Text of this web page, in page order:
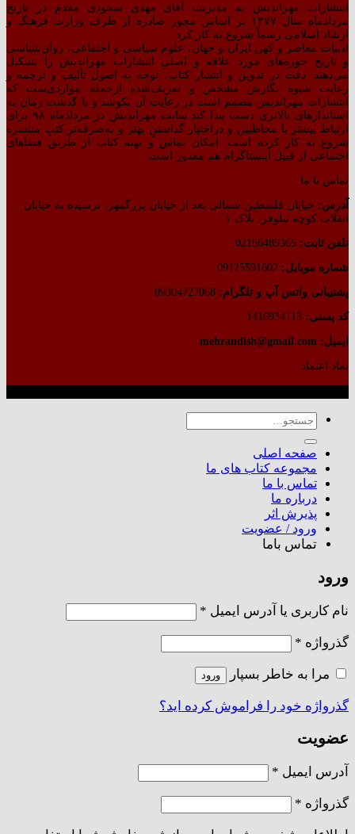
انتشارات مهراندیش به مدیریت آقای مهدی سجودی مقدم در تاریخ
مردادماه سال ۱۳۷۷ بر اساس مجوز صادره از طرف وزارت فرهنگ و
ارشاد اسلامی رسماً شروع به کار کرد.
ادبیات معاصر و کهن ایران و جهان، علوم سیاسی و اجتماعی، روان‌شناسی
و تاریخ حوزه‌های مورد علاقه و اصلیِ انتشارات مهراندیش را تشکیل
می‌دهند. دقت در تدوین و انتشار کتاب،‌ توجه به اصول تألیف و ترجمه و
رعایت شیوهٔ نگارش مشخص و تعریف‌شده ازجمله مواردی‌ست که
انتشارات مهراندیش مصمم است در رعایت آن بکوشد و با گذشت زمان به
استاندارهای بالاتری دست پیدا کند.سایت مهراندیش در مردادماه ۹۸ برای
ارتباط بیشتر با مخاطبین و دراختیار گذاشتنِ بهتر و به‌صرفه‌تر کتبِ منتشره
شروع به کار کرده است. امکان تماس و تهیه کتاب از طریق فضاهای
اجتماعی از قبیل اینستاگرام هم مقدور است.
تماس با ما
آدرس: خیابان فلسطین شمالی بعد از خیابان بزرگمهر، نرسیده به خیابان
انقلاب کوچه نیلوفر، پلاک ۱
تلفن ثابت:
شماره موبایل:
پشتیبانی واتس آپ و تلگرام:
کد پستی:
ایمیل: mehrandish@gmail.com
نماد اعتماد
جستجو
برای:
صفحه اصلی
مجموعه کتاب های ما
تماس با ما
درباره ما
پذیرش اثر
ورود / عضویت
تماس باما
ورود
نام کاربری یا آدرس ایمیل *
گذرواژه *
مرا به خاطر بسپار ورود
گذرواژه خود را فراموش کرده اید؟
عضویت
آدرس ایمیل *
گذرواژه *